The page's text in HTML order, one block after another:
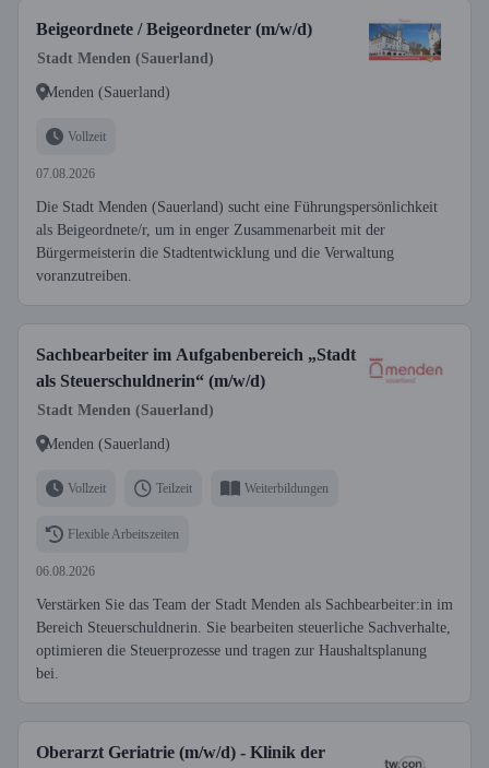
Beigeordnete / Beigeordneter (m/w/d)
Stadt Menden (Sauerland)
Menden (Sauerland)
Vollzeit
07.08.2026
Die Stadt Menden (Sauerland) sucht eine Führungspersönlichkeit
als Beigeordnete/r, um in enger Zusammenarbeit mit der
Bürgermeisterin die Stadtentwicklung und die Verwaltung
voranzutreiben.
Sachbearbeiter im Aufgabenbereich „Stadt
als Steuerschuldnerin“ (m/w/d)
Stadt Menden (Sauerland)
Menden (Sauerland)
Vollzeit Teilzeit Weiterbildungen
Flexible Arbeitszeiten
06.08.2026
Verstärken Sie das Team der Stadt Menden als Sachbearbeiter:in im
Bereich Steuerschuldnerin. Sie bearbeiten steuerliche Sachverhalte,
optimieren die Steuerprozesse und tragen zur Haushaltsplanung
bei.
Oberarzt Geriatrie (m/w/d) - Klinik der